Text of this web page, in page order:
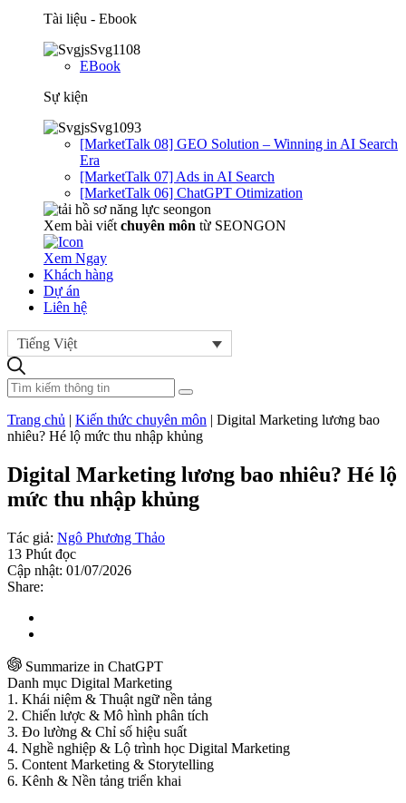
Tài liệu - Ebook
EBook
Sự kiện
[MarketTalk 08] GEO Solution – Winning in AI Search
Era
[MarketTalk 07] Ads in AI Search
[MarketTalk 06] ChatGPT Otimization
Xem bài viết chuyên môn từ SEONGON
Xem Ngay
Khách hàng
Dự án
Liên hệ
Tiếng Việt
Trang chủ | Kiến thức chuyên môn | Digital Marketing lương bao
nhiêu? Hé lộ mức thu nhập khủng
Digital Marketing lương bao nhiêu? Hé lộ
mức thu nhập khủng
Tác giả: Ngô Phương Thảo
13 Phút đọc
Cập nhật: 01/07/2026
Share:
Summarize in ChatGPT
Danh mục Digital Marketing
1. Khái niệm & Thuật ngữ nền tảng
2. Chiến lược & Mô hình phân tích
3. Đo lường & Chỉ số hiệu suất
4. Nghề nghiệp & Lộ trình học Digital Marketing
5. Content Marketing & Storytelling
6. Kênh & Nền tảng triển khai